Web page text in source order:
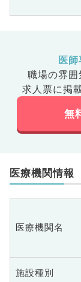
医
職場の雰囲
求人票に掲
無
医療機関情報
医療機関名
施設種別